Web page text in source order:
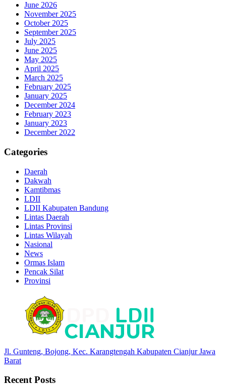
June 2026
November 2025
October 2025
September 2025
July 2025
June 2025
May 2025
April 2025
March 2025
February 2025
January 2025
December 2024
February 2023
January 2023
December 2022
Categories
Daerah
Dakwah
Kamtibmas
LDII
LDII Kabupaten Bandung
Lintas Daerah
Lintas Provinsi
Lintas Wilayah
Nasional
News
Ormas Islam
Pencak Silat
Provinsi
Jl. Gunteng, Bojong, Kec. Karangtengah Kabupaten Cianjur Jawa
Barat
Recent Posts